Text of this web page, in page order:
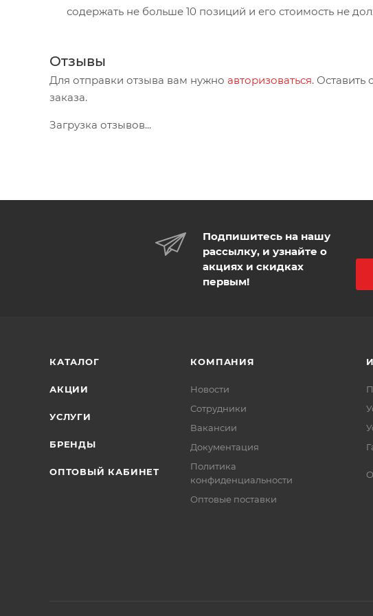
содержать не больше 10 позиций и его стоимость не
Отзывы
Для отправки отзыва вам нужно авторизоваться.
заказа.
Загрузка отзывов...
Подпишитесь на нашу
рассылку, и узнайте о
акциях и скидках
первым!
КАТАЛОГ
АКЦИИ
УСЛУГИ
БРЕНДЫ
ОПТОВЫЙ КАБИНЕТ
КОМПАНИЯ
Новости
Сотрудники
Вакансии
Документация
Политика
конфиденциальности
Оптовые поставки